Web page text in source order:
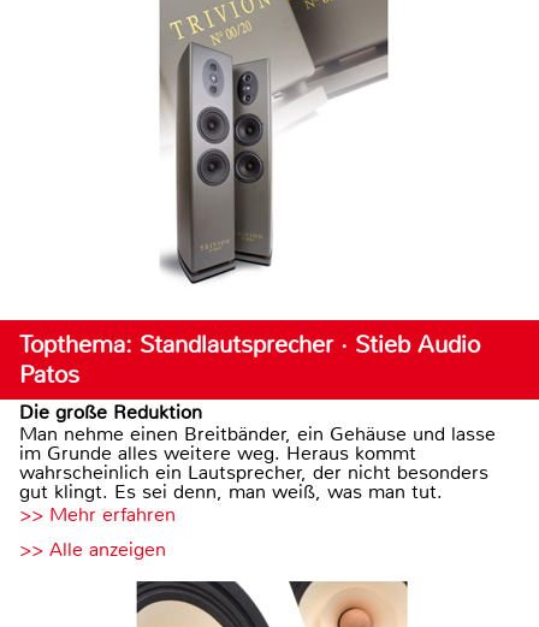
Topthema: Standlautsprecher · Stieb Audio
Patos
Die große Reduktion
Man nehme einen Breitbänder, ein Gehäuse und lasse
im Grunde alles weitere weg. Heraus kommt
wahrscheinlich ein Lautsprecher, der nicht besonders
gut klingt. Es sei denn, man weiß, was man tut.
>> Mehr erfahren
>> Alle anzeigen